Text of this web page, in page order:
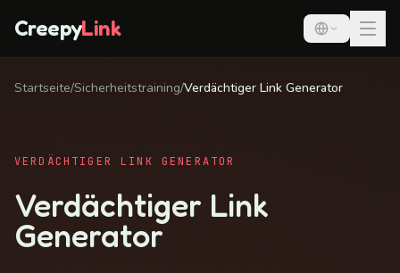
CreepyLink
Startseite/Sicherheitstraining/Verdächtiger Link Generator
VERDÄCHTIGER LINK GENERATOR
Verdächtiger Link
Generator